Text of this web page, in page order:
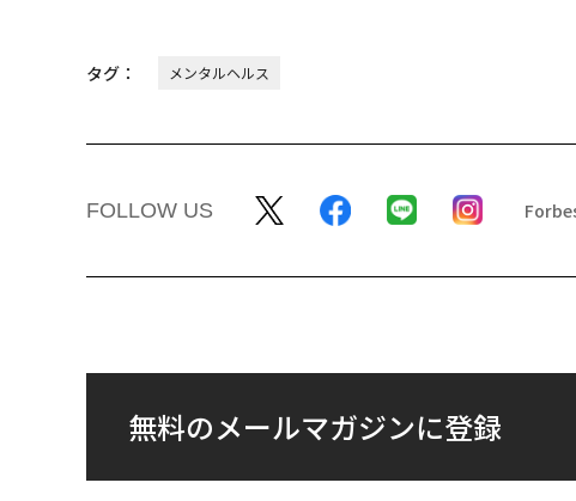
タグ： メンタルヘルス
FOLLOW US
無料のメールマガジンに登録